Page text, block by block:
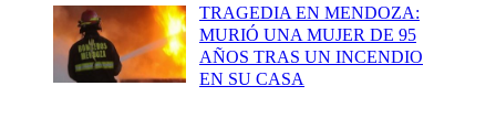
TRAGEDIA EN MENDOZA:
MURIÓ UNA MUJER DE 95
AÑOS TRAS UN INCENDIO
EN SU CASA